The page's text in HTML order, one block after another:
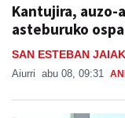
Kantujira,
asteburuko
SAN ESTEBAN
Aiurri abu 08, 09:31